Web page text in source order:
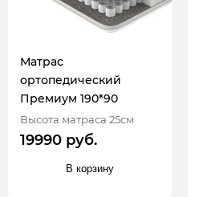
Матрас
ортопедический
Премиум 190*90
Высота матраса 25см
19990 руб.
В корзину